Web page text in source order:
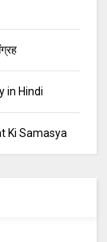
in Hindi
Ki Samasya